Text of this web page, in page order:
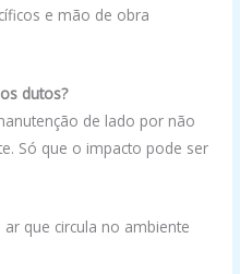
e mão de obra
dutos?
de lado por não
Só que o impacto pode ser
que circula no ambiente